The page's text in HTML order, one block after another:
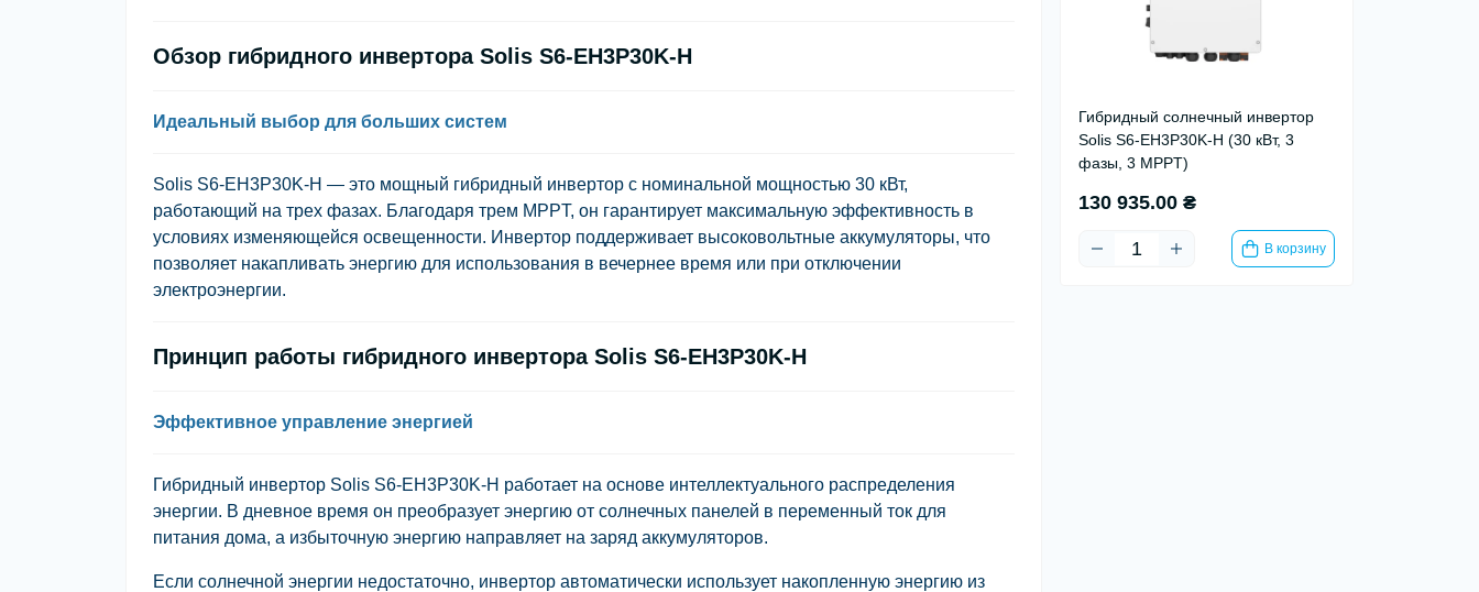
Гибридный солнечный инвертор
Solis S6-EH3P30K-H (30 кВт, 3
фазы, 3 MPPT)
130 935.00 ₴
В корзину
Обзор гибридного инвертора Solis S6-EH3P30K-H
Идеальный выбор для больших систем
Solis S6-EH3P30K-H — это мощный гибридный инвертор с номинальной мощностью 30 кВт,
работающий на трех фазах. Благодаря трем MPPT, он гарантирует максимальную эффективность в
условиях изменяющейся освещенности. Инвертор поддерживает высоковольтные аккумуляторы, что
позволяет накапливать энергию для использования в вечернее время или при отключении
электроэнергии.
Принцип работы гибридного инвертора Solis S6-EH3P30K-H
Эффективное управление энергией
Гибридный инвертор Solis S6-EH3P30K-H работает на основе интеллектуального распределения
энергии. В дневное время он преобразует энергию от солнечных панелей в переменный ток для
питания дома, а избыточную энергию направляет на заряд аккумуляторов.
Если солнечной энергии недостаточно, инвертор автоматически использует накопленную энергию из